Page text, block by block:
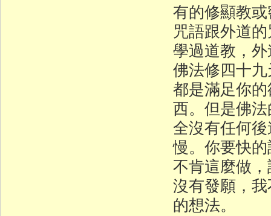
有的修顯教
咒語跟外道
學過道教，
佛法修四十
都是滿足你
西。但是佛
全沒有任何
慢。你要快
不肯這麼做
沒有發願，
的想法。